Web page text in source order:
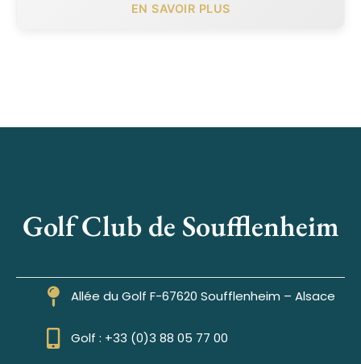
EN SAVOIR PLUS
Golf Club de Soufflenheim
Allée du Golf F-67620 Soufflenheim – Alsace
Golf : +33 (0)3 88 05 77 00